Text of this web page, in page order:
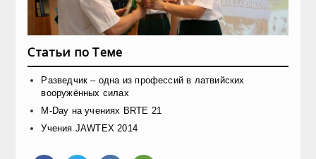
Статьи по Теме
Разведчик – одна из профессий в латвийских
вооружённых силах
M-Day на учениях BRTE 21
Учения JAWTEX 2014